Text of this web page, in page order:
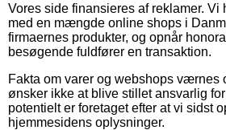
Vores side finansieres af reklamer. Vi
med en mængde online shops i
firmaernes produkter, og opnår
besøgende fuldfører en transaktion.
Fakta om varer og webshops værnes
ønsker ikke at blive stillet ansvarlig
potentielt er foretaget efter at vi sidst
hjemmesidens oplysninger.